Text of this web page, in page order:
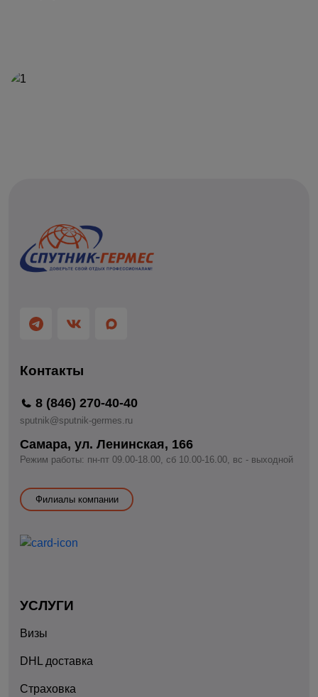
УСЛУГИ
Визы
DHL доставка
Страховка
Контакты
8 (846) 270-40-40
sputnik@sputnik-germes.ru
Самара, ул. Ленинская, 166
Режим работы: пн-пт 09.00-18.00, сб 10.00-16.00, вс - выходной
Филиалы компании